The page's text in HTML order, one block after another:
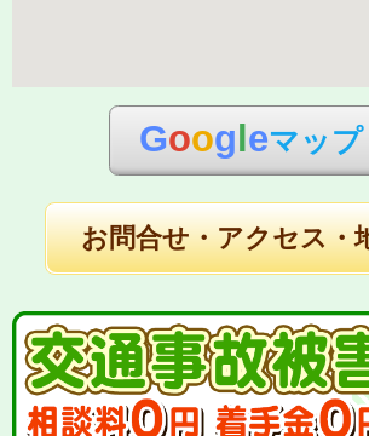
Goog eマップ
お問合せ・アクセス・